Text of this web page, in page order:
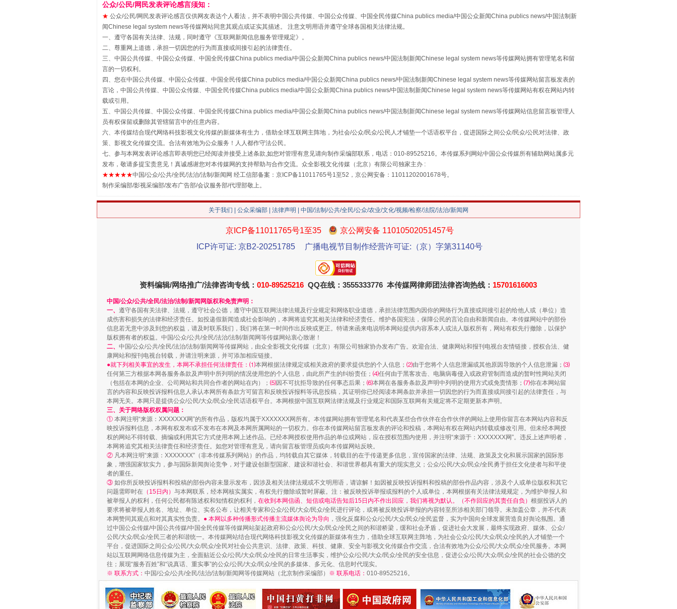
揭批美国五大"原罪" "炒鞋教程"里的骗局 习近平的“航天情”
解纷+调解+退费，一次搞定
珠宝鉴定乱象
重拳出击！专项整治午间酒驾
站台名比不上好声名
走近一线检察官
“谁都不怕”的他落马了
漫山遍野的桃花与雪山、麦地、白藏房 除了知识还要"留白" 用生命托举生命
公众/公民/网民发表评论感言须知：
★ 公众/公民/网民发表评论感言仅供网友表达个人看法，并不表明中国公共传媒、中国公众传媒、中国全民传媒China publics media/中国公众新闻China publics news/中国法制新
闻Chinese legal system news等传媒网站同意其观点或证实其描述。 注意文明用语并遵守全球各国相关法律法规。
一、遵守各国有关法律、法规，同时遵守《互联网新闻信息服务管理规定》。
二、尊重网上道德，承担一切因您的行为而直接或间接引起的法律责任。
三、中国公共传媒、中国公众传媒、中国全民传媒China publics media/中国公众新闻China publics news/中国法制新闻Chinese legal system news等传媒网站拥有管理笔名和留
言的一切权利。
四、您在中国公共传媒、中国公众传媒、中国全民传媒China publics media/中国公众新闻China publics news/中国法制新闻Chinese legal system news等传媒网站留言板发表的
言论，中国公共传媒、中国公众传媒、中国全民传媒China publics media/中国公众新闻China publics news/中国法制新闻Chinese legal system news等传媒网站有权在网站内转
载或引用。
五、中国公共传媒、中国公众传媒、中国全民传媒China publics media/中国公众新闻China publics news/中国法制新闻Chinese legal system news等传媒网站信息留言板管理人
员有权保留或删除其管辖留言中的任意内容。
六、本传媒结合现代网络科技影视文化传媒的新媒体有生力，借助全球互联网主阵地，为社会/公众/民众/公民人才铺垫一个话语权平台，促进国际之间公众/民众/公民对法律、政
策、影视文化传媒交流。合法有效地为公众服务！人人都作守法公民。
七、参与本网发表评论感言即表明您已经阅读并接受上述条款,如您对管理有意见请向制作采编部联系，电话：010-89525216。本传媒系列网站中国公众传媒所有辅助网站属多元
发布，敬请多提宝贵意见！真诚感谢您对本传媒网的支持帮助与合作交流。众全影视文化传媒（北京）有限公司独家主办 :
★★★★★中国/公众/公共/全民/法治/法制/新闻网 经工信部备案：京ICP备11011765号1至52，京公网安备：11011202001678号。
制作采编部/影视采编部/发布广告部/会议服务部/代理部敬上。
关于我们 公众采编部 法律声明 | 中国/法制/公共/全民/公众/农业/文化/视频/检察/法院/法治/新闻网
京ICP备11011765号1至35
京公网安备 11010502051457号
ICP许可证: 京B2-20251785
广播电视节目制作经营许可证:（京）字第31140号
资料编辑/网络推广/法律咨询专线： 010-89525216 QQ在线：3555333776 本传媒网律师团法律咨询热线： 15701616003
中国/公众/公共/全民/法治/法制/新闻网版权和免责声明：
一、 遵守各国有关法律、法规，遵守社会公德，遵守中国互联网法律法规及行业规定和网络职业道德，承担法律范围内因你的网络行为直接或间接引起的给他人或（单位）造
成伤害和损失的法律和经济责任。如投递假新闻造成社会影响的，本网将追究其相关法律和经济责任。维护各国宪法，保障公民的言论自由和新闻自由。本传媒网站中的部份
信息若无意中涉及到您的权益，请及时联系我们，我们将在第一时间作出反映或更正。特请来函来电说明本网站提供内容系本人或法人版权所有，网站有权先行撤除，以保护
版权拥有者的权益。中国/公众/公共/全民/法治/法制/新闻网等传媒网站衷心致谢！
二、 中国/公众/公共/全民/法治/法制/新闻网等传媒网站，由众全影视文化传媒（北京）有限公司独家协办发布广告。欢迎合法、健康网站和报刊电视台友情链接，授权合法、健
康网站和报刊电视台转载，并请注明来源，并可添加相应链接。
●就下列相关事宜的发生，本网不承担任何法律责任：⑴本网根据法律规定或相关政府的要求提供您的个人信息； ⑵由于您将个人信息泄漏或其他原因导致的个人信息泄漏； ⑶
任何第三方根据本网各服务条款及声明中所列明的情况使用您的个人信息，由此所产生的纠纷责任； ⑷任何由于黑客攻击、电脑病毒侵入或政府管制而造成的暂时性网站关闭
（包括在本网的企业、公司网站和共同合作者的网站在内）； ⑸因不可抗拒导致的任何事态后果； ⑹本网在各服务条款及声明中列明的使用方式或免责情形； ⑺你在本网站留
言的内容和反映投诉报料信息人承认本网所有条款方可留言和反映投诉报料等讯息投稿，其证明你已经阅读本网条款并承担一切因您的行为而直接或间接引起的法律责任，与
本网无关。本网只是提供公众/公民/大众/民众/全民话语权平台。本网根据中国互联网法律法规及行业规定和国际互联网有关规定将不定期更新本声明。
三、关于网络版权权属问题：
① 本网注明“来源：XXXXXXX网”的所有作品，版权均属于XXXXXXX网所有。本传媒网站拥有管理笔名和代表某些合作伙伴在合作伙伴的网站上使用你留言在本网站内容和反
映投诉报料信息，本网有权发布或不发布在本网及本网所属网站的一切权力。你在本传媒网站留言板发表的评论和投稿，本网站有权在网站内转载或修改引用。但未经本网授
权的网站不得转载、摘编或利用其它方式使用本网上述作品。已经本网授权使用作品的单位或网站，应在授权范围内使用，并注明“来源于：XXXXXXX网”。违反上述声明者，
本网将追究其相关法律责任和经济责任。如您对管理有意见，请向留言板管理员或向本传媒网站反映。
② 凡本网注明“来源：XXXXXXX”（非本传媒系列网站）的作品，均转载自其它媒体，转载目的在于传递更多信息，宣传国家的法律、法规、政策及文化和展示国家的国际形
象，增强国家软实力，参与国际新闻舆论竞争，对于建设创新型国家、建设和谐社会、和谐世界都具有重大的现实意义；公众/公民/大众/民众/全民勇于担任文化使者与和平使
者的重任。
③ 如你所反映投诉报料和投稿的部份内容未显示发布，因涉及相关法律法规或不文明用语，请谅解！如因被反映投诉报料和投稿的部份作品内容，涉及个人或单位版权和其它
问题需即时在 （15日内） 与本网联系，经本网核实属实，有权先行撤除或暂时屏蔽。注：被反映投诉举报或报料的个人或单位，本网根据有关法律法规规定，为维护举报人和
被举报人的权利，任何公民都有陈述权和知情权的权利， 在收到本网信函、短信或电话告知后15日内不作出回应，我们将视为默认。（不作回应的其责任自负） 根据投诉人的
要求将被举报人姓名、地址、单位、实名公布，让相关专家和公众/公民/大众/民众/全民进行评论，或将被反映投诉举报的内容转至所涉相关部门领导。未加盖公章，并不代表
本网赞同其观点和对其真实性负责。 ● 本网以多种传播形式传播主流媒体舆论为导向 ，强化反腐和公众/公民/大众/民众/全民监督，实为中国向全球发展营造良好舆论氛围。通
过中国公众传媒/中国公共传媒/中国全民传媒等传媒网站架起政府和公众/公民/大众/民众/全民之间的和谐桥梁，缓和社会矛盾，促进社会大发展，最终实现政府、媒体、公众/
公民/大众/民众/全民三者的和谐统一。本传媒网站结合现代网络科技影视文化传媒的新媒体有生力，借助全球互联网主阵地，为社会公众/公民/大众/民众/全民的人才铺垫一个
平台，促进国际之间公众/公民/大众/民众/全民对社会公共意识、法律、政策、科技、健康、安全与影视文化传媒合作交流，合法有效地为公众/公民/大众/民众/全民服务。本网
站以互联网网络信息传媒为主，全面贴近公众/公民/大众/民众/全民的日常生活事实，维护公众/公民/大众/民众/全民的安全信息，促进公众/公民/大众/民众/全民的社会公德的交
往；展现“服务百姓”和“说真话、重实事”的公众/公民/大众/民众/全民的多媒体、多元化、信息时代现实。
※ 联系方式： 中国/公众/公共/全民/法治/法制/新闻网等传媒网站（北京制作采编部） ※ 联系电话： 010-89525216。